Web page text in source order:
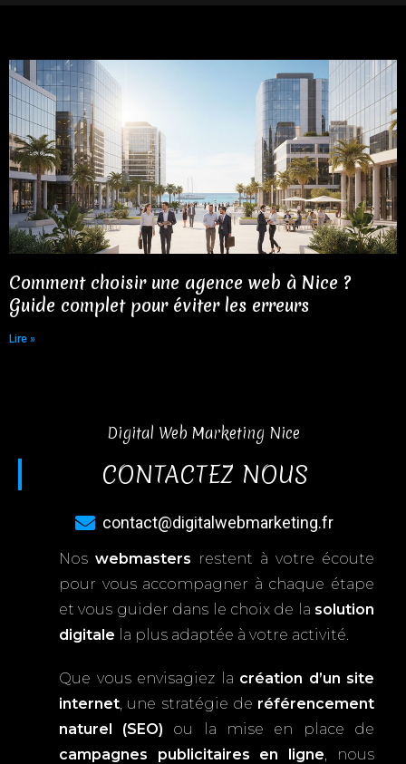
Comment choisir une agence web à Nice ?
Guide complet pour éviter les erreurs
Lire »
Digital Web Marketing Nice
CONTACTEZ NOUS
contact@digitalwebmarketing.fr
Nos webmasters restent à votre écoute
pour vous accompagner à chaque étape
et vous guider dans le choix de la solution
digitale la plus adaptée à votre activité.
Que vous envisagiez la création d’un site
internet, une stratégie de référencement
naturel (SEO) ou la mise en place de
campagnes publicitaires en ligne, nous